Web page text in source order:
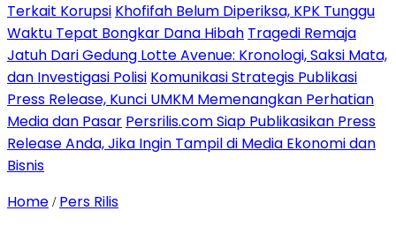
Terkait Korupsi Khofifah Belum Diperiksa, KPK Tunggu
Waktu Tepat Bongkar Dana Hibah Tragedi Remaja
Jatuh Dari Gedung Lotte Avenue: Kronologi, Saksi Mata,
dan Investigasi Polisi Komunikasi Strategis Publikasi
Press Release, Kunci UMKM Memenangkan Perhatian
Media dan Pasar Persrilis.com Siap Publikasikan Press
Release Anda, Jika Ingin Tampil di Media Ekonomi dan
Bisnis
Home / Pers Rilis